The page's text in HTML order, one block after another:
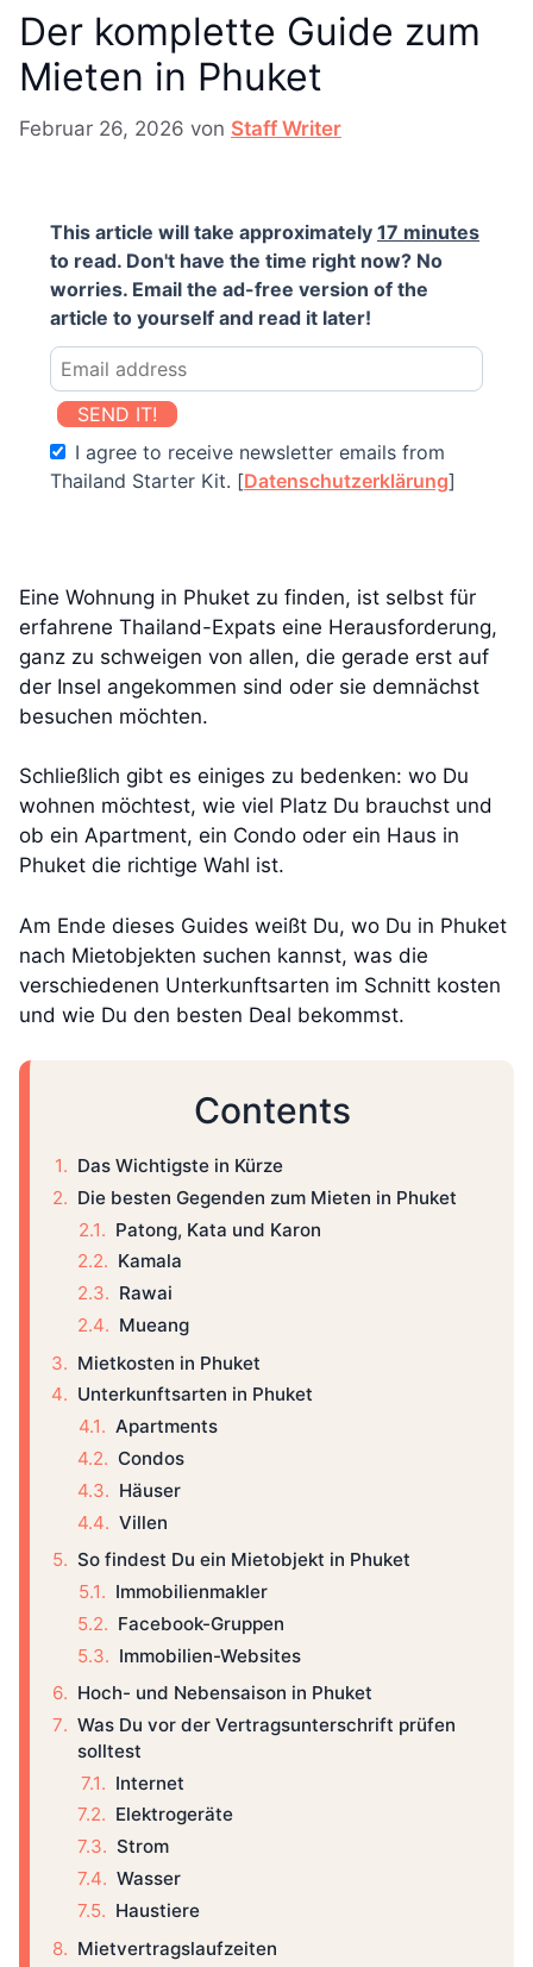
Der komplette Guide zum
Mieten in Phuket
Februar 26, 2026 von Staff Writer
This article will take approximately 17 minutes
to read. Don't have the time right now? No
worries. Email the ad-free version of the
article to yourself and read it later!
SEND IT!
I agree to receive newsletter emails from
Thailand Starter Kit. [Datenschutzerklärung]
Eine Wohnung in Phuket zu finden, ist selbst für
erfahrene Thailand-Expats eine Herausforderung,
ganz zu schweigen von allen, die gerade erst auf
der Insel angekommen sind oder sie demnächst
besuchen möchten.
Schließlich gibt es einiges zu bedenken: wo Du
wohnen möchtest, wie viel Platz Du brauchst und
ob ein Apartment, ein Condo oder ein Haus in
Phuket die richtige Wahl ist.
Am Ende dieses Guides weißt Du, wo Du in Phuket
nach Mietobjekten suchen kannst, was die
verschiedenen Unterkunftsarten im Schnitt kosten
und wie Du den besten Deal bekommst.
Contents
Das Wichtigste in Kürze
Die besten Gegenden zum Mieten in Phuket
Patong, Kata und Karon
Kamala
Rawai
Mueang
Mietkosten in Phuket
Unterkunftsarten in Phuket
Apartments
Condos
Häuser
Villen
So findest Du ein Mietobjekt in Phuket
Immobilienmakler
Facebook-Gruppen
Immobilien-Websites
Hoch- und Nebensaison in Phuket
Was Du vor der Vertragsunterschrift prüfen
solltest
Internet
Elektrogeräte
Strom
Wasser
Haustiere
Mietvertragslaufzeiten